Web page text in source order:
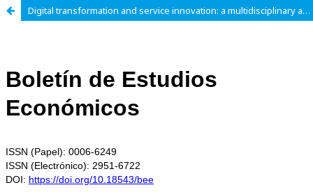
Digital transformation and service innovation: a multidisciplinary approach